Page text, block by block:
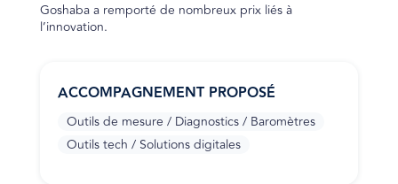
Goshaba a remporté de nombreux prix liés à
l’innovation.
ACCOMPAGNEMENT PROPOSÉ
Outils de mesure / Diagnostics / Baromètres
Outils tech / Solutions digitales